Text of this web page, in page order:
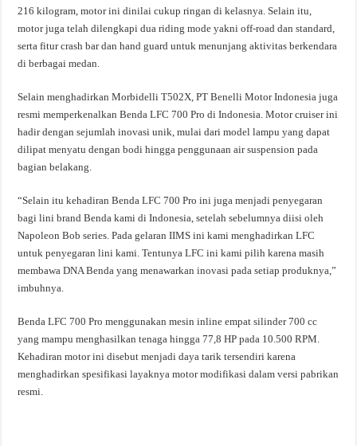
216 kilogram, motor ini dinilai cukup ringan di kelasnya. Selain itu,
motor juga telah dilengkapi dua riding mode yakni off-road dan standard,
serta fitur crash bar dan hand guard untuk menunjang aktivitas berkendara
di berbagai medan.
Selain menghadirkan Morbidelli T502X, PT Benelli Motor Indonesia juga
resmi memperkenalkan Benda LFC 700 Pro di Indonesia. Motor cruiser ini
hadir dengan sejumlah inovasi unik, mulai dari model lampu yang dapat
dilipat menyatu dengan bodi hingga penggunaan air suspension pada
bagian belakang.
“Selain itu kehadiran Benda LFC 700 Pro ini juga menjadi penyegaran
bagi lini brand Benda kami di Indonesia, setelah sebelumnya diisi oleh
Napoleon Bob series. Pada gelaran IIMS ini kami menghadirkan LFC
untuk penyegaran lini kami. Tentunya LFC ini kami pilih karena masih
membawa DNA Benda yang menawarkan inovasi pada setiap produknya,”
imbuhnya.
Benda LFC 700 Pro menggunakan mesin inline empat silinder 700 cc
yang mampu menghasilkan tenaga hingga 77,8 HP pada 10.500 RPM.
Kehadiran motor ini disebut menjadi daya tarik tersendiri karena
menghadirkan spesifikasi layaknya motor modifikasi dalam versi pabrikan
resmi.